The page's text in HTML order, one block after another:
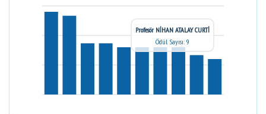
Profesör NİHAN ATALAY CURTİ
Ödül Sayısı: 9